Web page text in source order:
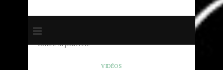
Accueil
contre la pauvreté
VIDÉOS